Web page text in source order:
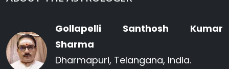
Gollapelli Santhosh Kumar
Sharma
Dharmapuri, Telangana, India.